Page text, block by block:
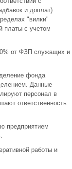
и доплат)
"вилки"
платы с учетом
от ФЗП служащих и
фонда
Данные
персонал в
ответственность
предприятием
работы и